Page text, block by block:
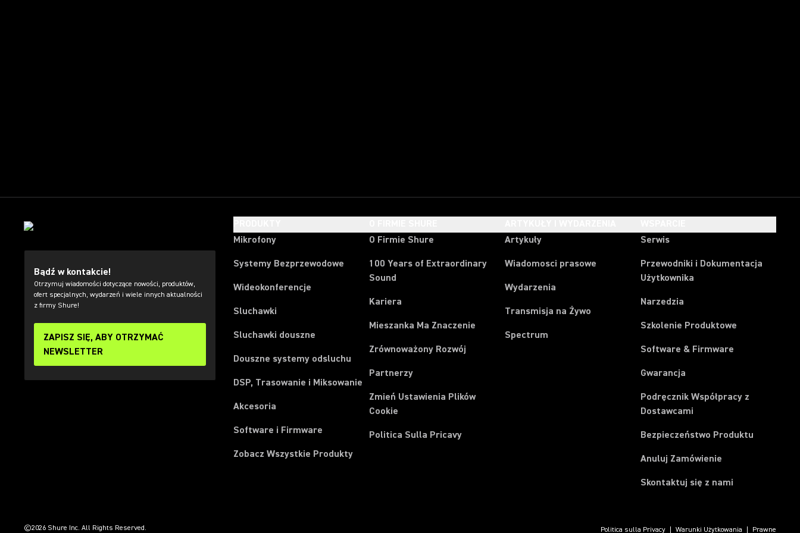
Bądź w kontakcie!
Otrzymuj wiadomości dotyczące nowości, produktów,
ofert specjalnych, wydarzeń i wiele innych aktualności
z firmy Shure!
ZAPISZ SIĘ, ABY OTRZYMAĆ
NEWSLETTER
Mikrofony
Systemy Bezprzewodowe
Wideokonferencje
Sluchawki
Sluchawki douszne
Douszne systemy odsluchu
DSP, Trasowanie i Miksowanie
Akcesoria
Software i Firmware
Zobacz Wszystkie Produkty
O Firmie Shure
100 Years of Extraordinary
Sound
Kariera
Mieszanka Ma Znaczenie
Zrównoważony Rozwój
Partnerzy
Zmień Ustawienia Plików
Cookie
Politica Sulla Pricavy
Artykuły
Wiadomosci prasowe
Wydarzenia
Transmisja na Żywo
Spectrum
Serwis
Przewodniki i Dokumentacja
Użytkownika
Narzedzia
Szkolenie Produktowe
Software & Firmware
Gwarancja
Podręcznik Współpracy z
Dostawcami
Bezpieczeństwo Produktu
Anuluj Zamówienie
Skontaktuj się z nami
©2026 Shure Inc. All Rights Reserved. Politica sulla Privacy Warunki Użytkowania Prawne